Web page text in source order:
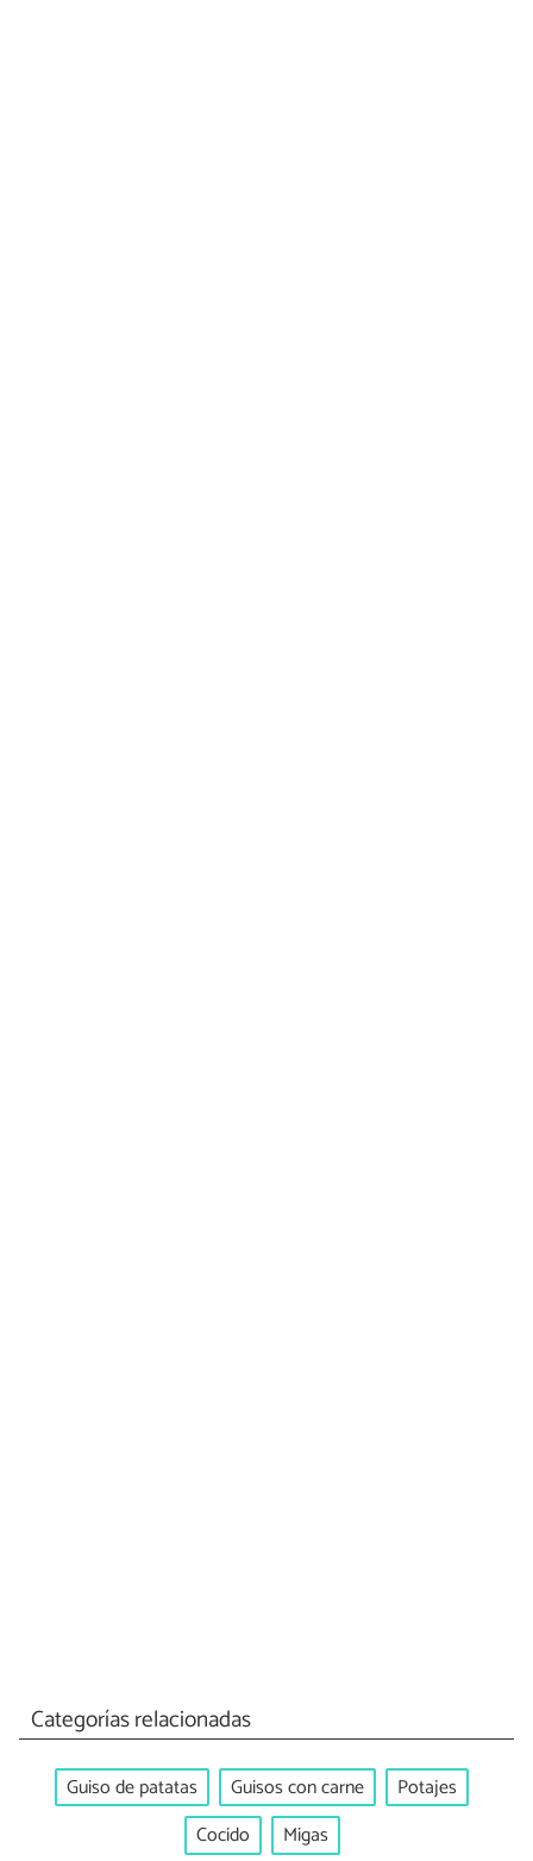
Categorías relacionadas
Guiso de patatas Guisos con carne
Potajes
Cocido
Migas